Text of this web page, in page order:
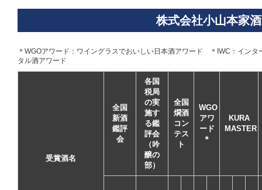
株式会社小山本家
＊WGOアワード：ワイングラスでおいしい日本酒アワード ＊IWC：イン
タル酒アワード
受賞酒名
全国
新酒
鑑評
会
各国
税局
の実
施す
る鑑
評会
（吟
醸の
部）
全国
燗酒
コン
テス
ト
WGO
アワ
ード
＊
KURA
MASTER